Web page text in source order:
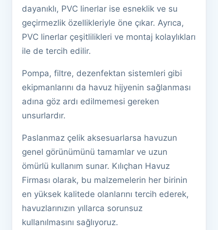
dayanıklı, PVC linerlar ise esneklik ve su
geçirmezlik özellikleriyle öne çıkar. Ayrıca,
PVC linerlar çeşitlilikleri ve montaj kolaylıkları
ile de tercih edilir.
Pompa, filtre, dezenfektan sistemleri gibi
ekipmanlarını da havuz hijyenin sağlanması
adına göz ardı edilmemesi gereken
unsurlardır.
Paslanmaz çelik aksesuarlarsa havuzun
genel görünümünü tamamlar ve uzun
ömürlü kullanım sunar. Kılıçhan Havuz
Firması olarak, bu malzemelerin her birinin
en yüksek kalitede olanlarını tercih ederek,
havuzlarınızın yıllarca sorunsuz
kullanılmasını sağlıyoruz.